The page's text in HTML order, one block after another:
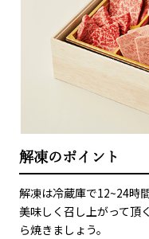
解凍のポイント
解凍は冷蔵庫で12~24時
美味しく召し上がって頂
ら焼きましょう。